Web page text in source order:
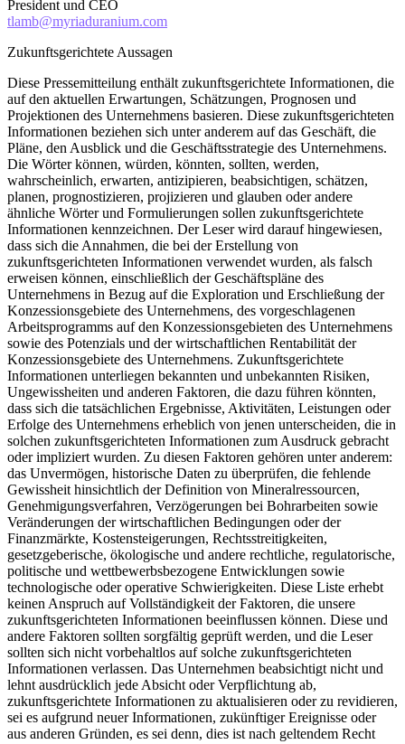
President und CEO
tlamb@myriaduranium.com
Zukunftsgerichtete Aussagen
Diese Pressemitteilung enthält zukunftsgerichtete Informationen, die
auf den aktuellen Erwartungen, Schätzungen, Prognosen und
Projektionen des Unternehmens basieren. Diese zukunftsgerichteten
Informationen beziehen sich unter anderem auf das Geschäft, die
Pläne, den Ausblick und die Geschäftsstrategie des Unternehmens.
Die Wörter können, würden, könnten, sollten, werden,
wahrscheinlich, erwarten, antizipieren, beabsichtigen, schätzen,
planen, prognostizieren, projizieren und glauben oder andere
ähnliche Wörter und Formulierungen sollen zukunftsgerichtete
Informationen kennzeichnen. Der Leser wird darauf hingewiesen,
dass sich die Annahmen, die bei der Erstellung von
zukunftsgerichteten Informationen verwendet wurden, als falsch
erweisen können, einschließlich der Geschäftspläne des
Unternehmens in Bezug auf die Exploration und Erschließung der
Konzessionsgebiete des Unternehmens, des vorgeschlagenen
Arbeitsprogramms auf den Konzessionsgebieten des Unternehmens
sowie des Potenzials und der wirtschaftlichen Rentabilität der
Konzessionsgebiete des Unternehmens. Zukunftsgerichtete
Informationen unterliegen bekannten und unbekannten Risiken,
Ungewissheiten und anderen Faktoren, die dazu führen könnten,
dass sich die tatsächlichen Ergebnisse, Aktivitäten, Leistungen oder
Erfolge des Unternehmens erheblich von jenen unterscheiden, die in
solchen zukunftsgerichteten Informationen zum Ausdruck gebracht
oder impliziert wurden. Zu diesen Faktoren gehören unter anderem:
das Unvermögen, historische Daten zu überprüfen, die fehlende
Gewissheit hinsichtlich der Definition von Mineralressourcen,
Genehmigungsverfahren, Verzögerungen bei Bohrarbeiten sowie
Veränderungen der wirtschaftlichen Bedingungen oder der
Finanzmärkte, Kostensteigerungen, Rechtsstreitigkeiten,
gesetzgeberische, ökologische und andere rechtliche, regulatorische,
politische und wettbewerbsbezogene Entwicklungen sowie
technologische oder operative Schwierigkeiten. Diese Liste erhebt
keinen Anspruch auf Vollständigkeit der Faktoren, die unsere
zukunftsgerichteten Informationen beeinflussen können. Diese und
andere Faktoren sollten sorgfältig geprüft werden, und die Leser
sollten sich nicht vorbehaltlos auf solche zukunftsgerichteten
Informationen verlassen. Das Unternehmen beabsichtigt nicht und
lehnt ausdrücklich jede Absicht oder Verpflichtung ab,
zukunftsgerichtete Informationen zu aktualisieren oder zu revidieren,
sei es aufgrund neuer Informationen, zukünftiger Ereignisse oder
aus anderen Gründen, es sei denn, dies ist nach geltendem Recht